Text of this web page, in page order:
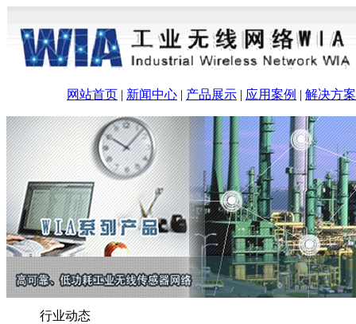
网站首页 | 新闻中心 | 产品展示 | 应用案例 | 解决方案
行业动态